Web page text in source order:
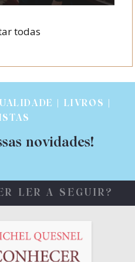
todas
| LIVROS |
novidades!
LER A SEGUIR?